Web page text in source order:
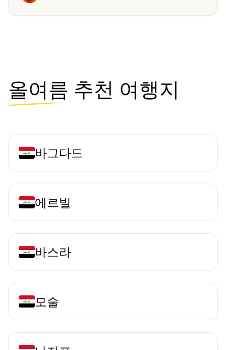
올여름 추천 여행지
바그다드
에르빌
바스라
모술